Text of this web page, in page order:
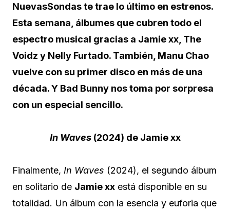
NuevasSondas te trae lo último en estrenos.
Esta semana, álbumes que cubren todo el
espectro musical gracias a Jamie xx, The
Voidz y Nelly Furtado. También, Manu Chao
vuelve con su primer disco en más de una
década. Y Bad Bunny nos toma por sorpresa
con un especial sencillo.
In Waves(2024) de Jamie xx
Finalmente, In Waves (2024), el segundo álbum
en solitario de Jamie xx está disponible en su
totalidad. Un álbum con la esencia y euforia que